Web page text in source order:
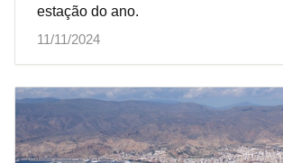
estação do ano.
11/11/2024